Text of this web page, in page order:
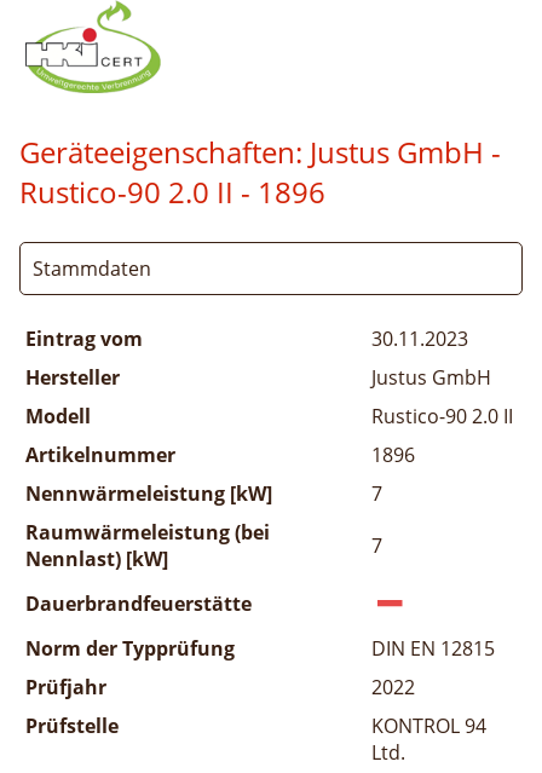
Geräteeigenschaften: Justus GmbH -
Rustico-90 2.0 II - 1896
Stammdaten
Eintrag vom
30.11.2023
Hersteller
Justus GmbH
Modell
Rustico-90 2.0 II
Artikelnummer
1896
Nennwärmeleistung [kW]
7
Raumwärmeleistung (bei
Nennlast) [kW]
7
Dauerbrandfeuerstätte
Norm der Typprüfung
DIN EN 12815
Prüfjahr
2022
Prüfstelle
KONTROL 94
Ltd.